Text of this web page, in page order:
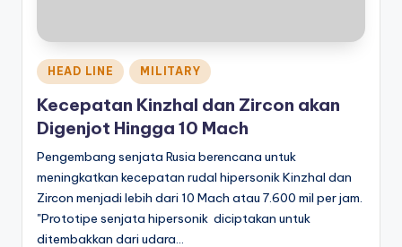
Posted
in
HEAD LINE MILITARY
Kecepatan Kinzhal dan Zircon akan
Digenjot Hingga 10 Mach
Pengembang senjata Rusia berencana untuk
meningkatkan kecepatan rudal hipersonik Kinzhal dan
Zircon menjadi lebih dari 10 Mach atau 7.600 mil per jam.
"Prototipe senjata hipersonik diciptakan untuk
ditembakkan dari udara…